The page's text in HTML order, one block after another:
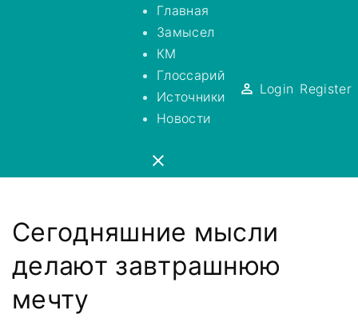
n
Главная
Замысел
КМ
Глоссарий
Источники
Новости
Login Register
Сегодняшние мысли
делают завтрашнюю
мечту